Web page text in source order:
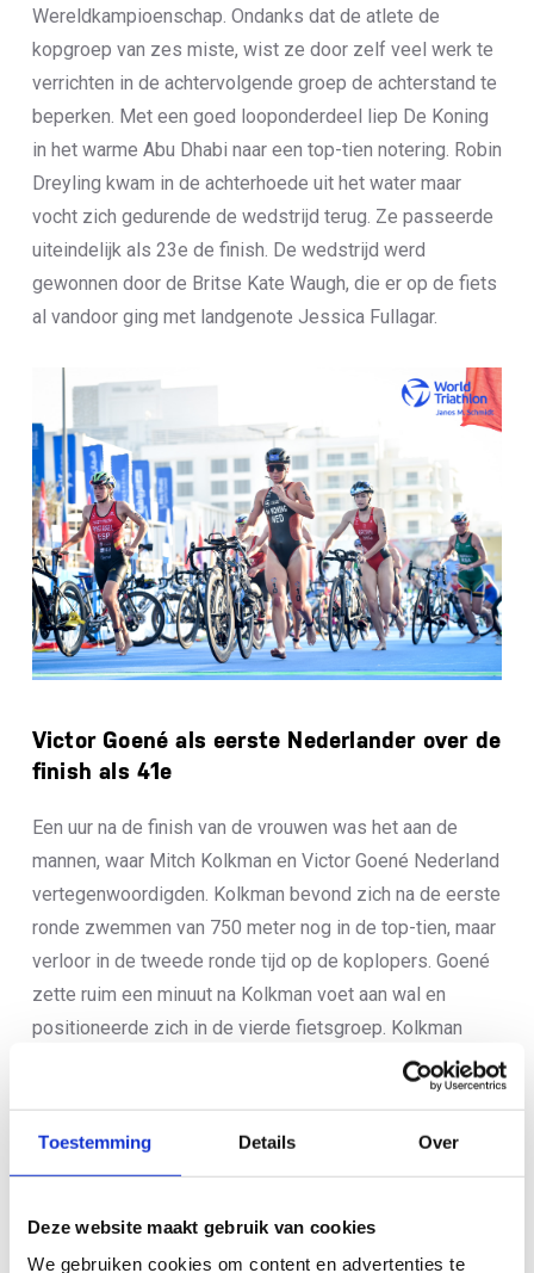
Toestemming Details Over
Deze website maakt gebruik van cookies
We gebruiken cookies om content en advertenties te
Wereldkampioenschap. Ondanks dat de atlete de
kopgroep van zes miste, wist ze door zelf veel werk te
verrichten in de achtervolgende groep de achterstand te
beperken. Met een goed looponderdeel liep De Koning
in het warme Abu Dhabi naar een top-tien notering. Robin
Dreyling kwam in de achterhoede uit het water maar
vocht zich gedurende de wedstrijd terug. Ze passeerde
uiteindelijk als 23e de finish. De wedstrijd werd
gewonnen door de Britse Kate Waugh, die er op de fiets
al vandoor ging met landgenote Jessica Fullagar.
Victor Goené als eerste Nederlander over de
finish als 41e
Een uur na de finish van de vrouwen was het aan de
mannen, waar Mitch Kolkman en Victor Goené Nederland
vertegenwoordigden. Kolkman bevond zich na de eerste
ronde zwemmen van 750 meter nog in de top-tien, maar
verloor in de tweede ronde tijd op de koplopers. Goené
zette ruim een minuut na Kolkman voet aan wal en
positioneerde zich in de vierde fietsgroep. Kolkman
zakte gedurende het fietsonderdeel weg uit de
achtervolgende groep en kwam terecht in de groep waar
plek 55. De wedstrijd werd gewonnen door de Brit
Connor Bentley.